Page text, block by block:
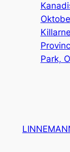
Park,